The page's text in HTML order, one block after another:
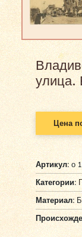
улица.
Цена
Артикул:о
Категории:
Материал: